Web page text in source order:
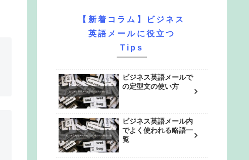
【新着コラム】ビジネス
英語メールに役立つ
Tips
ビジネス英語メールで
の定型文の使い方
ビジネス英語メール内
でよく使われる略語一
覧